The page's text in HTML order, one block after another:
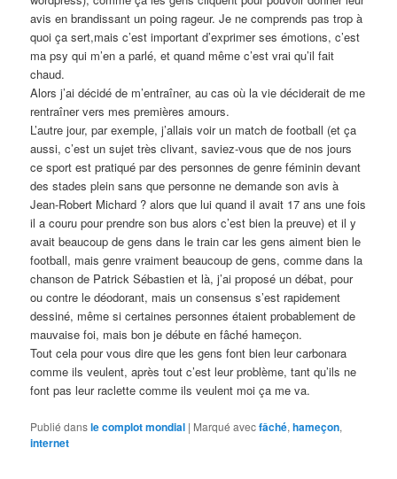
avis en brandissant un poing rageur. Je ne comprends pas trop à
quoi ça sert,mais c’est important d’exprimer ses émotions, c’est
ma psy qui m’en a parlé, et quand même c’est vrai qu’il fait
chaud.
Alors j’ai décidé de m’entraîner, au cas où la vie déciderait de me
rentraîner vers mes premières amours.
L’autre jour, par exemple, j’allais voir un match de football (et ça
aussi, c’est un sujet très clivant, saviez-vous que de nos jours
ce sport est pratiqué par des personnes de genre féminin devant
des stades plein sans que personne ne demande son avis à
Jean-Robert Michard ? alors que lui quand il avait 17 ans une fois
il a couru pour prendre son bus alors c’est bien la preuve) et il y
avait beaucoup de gens dans le train car les gens aiment bien le
football, mais genre vraiment beaucoup de gens, comme dans la
chanson de Patrick Sébastien et là, j’ai proposé un débat, pour
ou contre le déodorant, mais un consensus s’est rapidement
dessiné, même si certaines personnes étaient probablement de
mauvaise foi, mais bon je débute en fâché hameçon.
Tout cela pour vous dire que les gens font bien leur carbonara
comme ils veulent, après tout c’est leur problème, tant qu’ils ne
font pas leur raclette comme ils veulent moi ça me va.
Publié dansle complot mondial | Marqué avecfâché,hameçon,
internet